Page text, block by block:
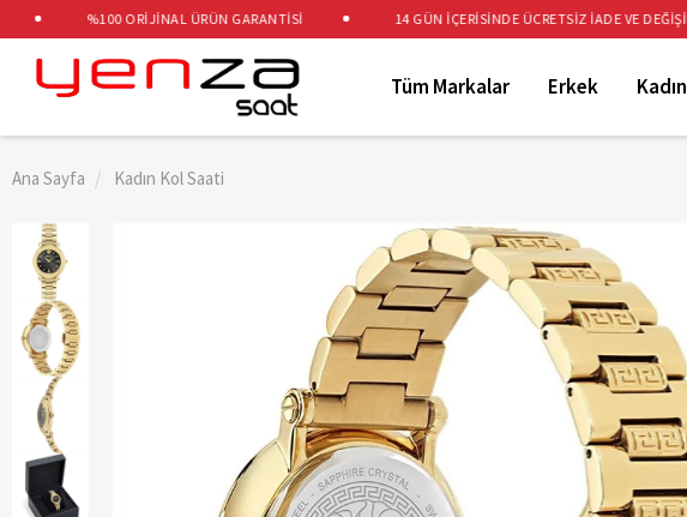
%100 ORİJİNAL ÜRÜN GARANTİSİ 14 GÜN İÇERİSİNDE ÜCRETSİZ İADE VE DEĞİŞİM
Tüm Markalar Erkek Kadın
Ana Sayfa Kadın Kol Saati